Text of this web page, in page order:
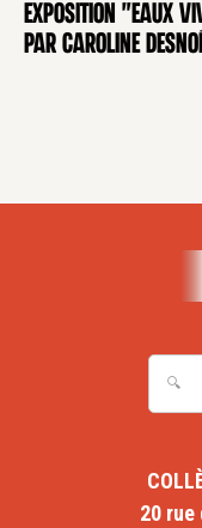
EXPOSITION
Exposition "Eaux
par Caroline
20 rue